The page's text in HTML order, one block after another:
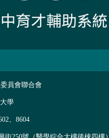
員會聯合會
學
、8604